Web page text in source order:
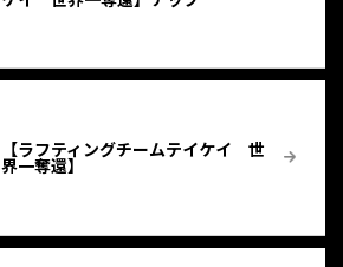
【ラフティングチームテイケイ 世
界一奪還】